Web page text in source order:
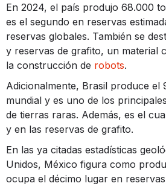
En 2024, el país produjo 68.000
es el segundo en reservas
reservas globales. También se
y reservas de grafito, un material
la construcción de robots.
Adicionalmente, Brasil produce el
mundial y es uno de los
de tierras raras. Además, es el
y en las reservas de grafito.
En las ya citadas estadísticas
Unidos, México figura como
ocupa el décimo lugar en